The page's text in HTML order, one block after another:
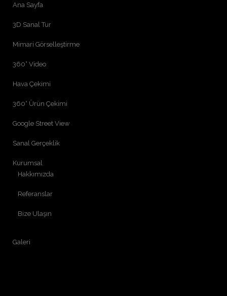
Ana Sayfa
3D Sanal Tur
Mimari Görselleştirme
360° Video
Hava Çekimi
360° Ürün Çekimi
Google Street View
Sanal Gerçeklik
Kurumsal
Hakkımızda
Referanslar
Bize Ulaşın
Galeri